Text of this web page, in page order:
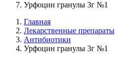
Урфоцин гранулы 3г №1
Главная
Лекарственные препараты
Антибиотики
Урфоцин гранулы 3г №1